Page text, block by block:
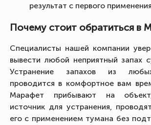
результат с первого
Почему стоит обратиться в
Специалисты нашей компании
вывести любой неприятный запах
Устранение запахов из
проводится в комфортное вам
Марафет прибывают на
источник для устранения,
его с применением тумана без